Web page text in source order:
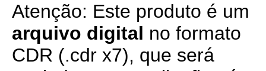
Atenção: Este produto é um
arquivo digital no formato
CDR (.cdr x7), que será